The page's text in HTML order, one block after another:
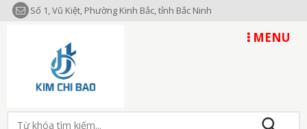
Số 1, Vũ Kiệt, Phường Kinh Bắc, tỉnh Bắc Ninh
MENU